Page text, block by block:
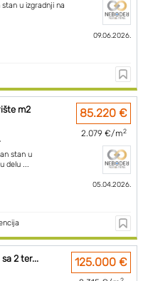
u izgradnji na
09.06.2026.
m2
stan u
delu ...
85.220 €
2.079 €/m2
05.04.2026.
2 ter... 125.000 €